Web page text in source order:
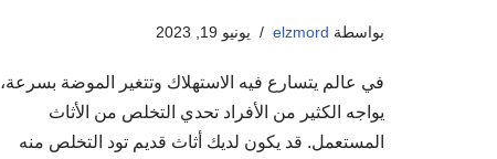
بواسطة elzmord يونيو 19, 2023
في عالم يتسارع فيه الاستهلاك وتتغير الموضة بسرعة،
يواجه الكثير من الأفراد تحدي التخلص من الأثاث
المستعمل. قد يكون لديك أثاث قديم تود التخلص منه